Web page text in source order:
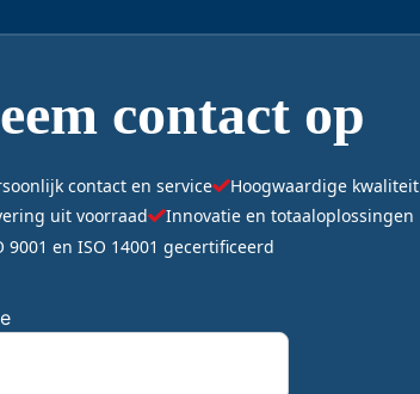
contact op
contact en service
Hoogwaardige
uit voorraad
Innovatie en totaaloplossingen
9001 en ISO 14001 gecertificeerd
vereiste velden aan